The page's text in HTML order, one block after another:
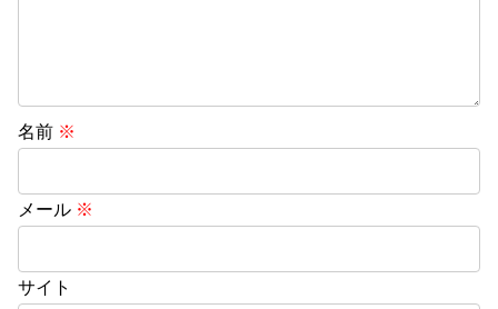
名前 ※
メール ※
サイト